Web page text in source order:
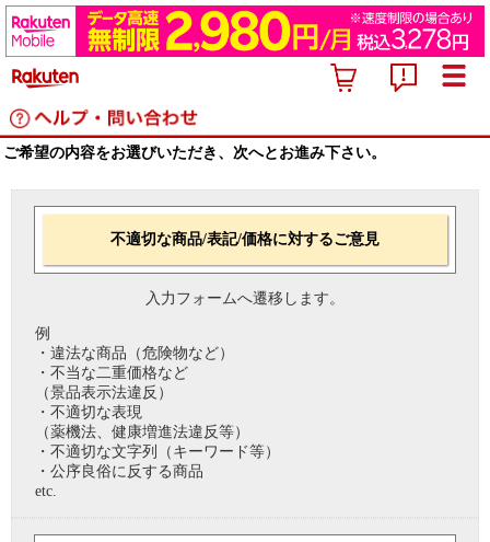
ご希望の内容をお選びいただき、次へとお進み下さい。
不適切な商品/表記/価格に対するご意見
入力フォームへ遷移します。
例
・違法な商品（危険物など）
・不当な二重価格など
（景品表示法違反）
・不適切な表現
（薬機法、健康増進法違反等）
・不適切な文字列（キーワード等）
・公序良俗に反する商品
etc.